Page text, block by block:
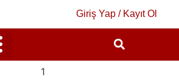
Giriş Yap / Kayıt Ol
1